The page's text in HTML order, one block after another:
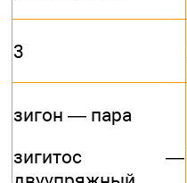
3
зигон — пара
зигитос —